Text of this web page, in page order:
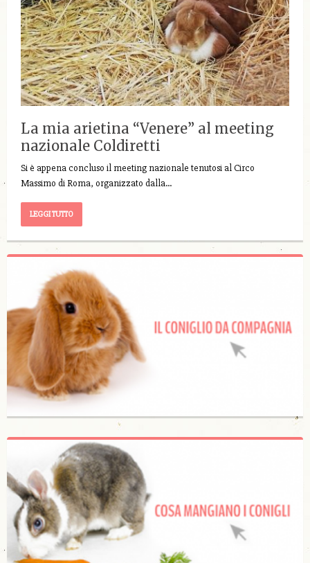
La mia arietina “Venere” al meeting
nazionale Coldiretti
Si è appena concluso il meeting nazionale tenutosi al Circo
Massimo di Roma, organizzato dalla…
LEGGI TUTTO